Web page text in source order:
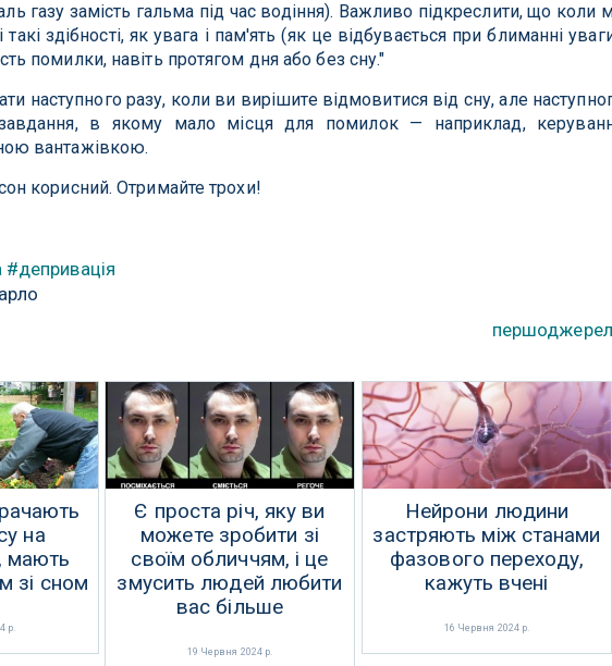
газу замість гальма під час водіння). Важливо підкреслити, що коли
здібності, як увага і пам'ять (як це відбувається при блиманні
помилки, навіть протягом дня або без сну."
наступного разу, коли ви вирішите відмовитися від сну, але
в якому мало місця для помилок — наприклад,
вантажівкою.
корисний. Отримайте трохи!
#депривація
на
мають
зі сном
р.
Є проста річ, яку ви
можете зробити зі
своїм обличчям, і це
змусить людей любити
вас більше
19 Червня 2024 р.
Нейрони людини
застряють між станами
фазового переходу,
кажуть вчені
16 Червня 2024 р.